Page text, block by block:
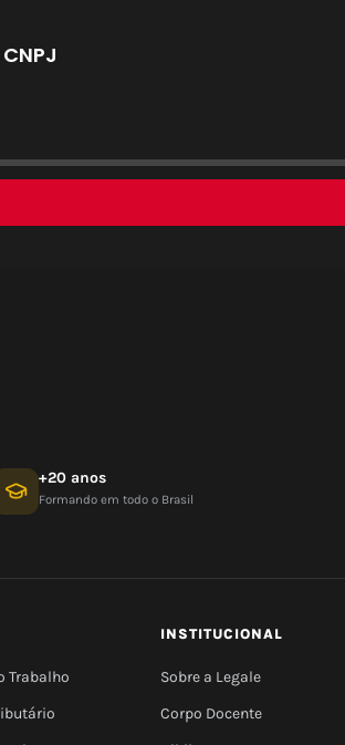
+20 anos
Formando em todo o Brasil
Trabalho
INSTITUCIONAL
Sobre a Legale
Corpo Docente